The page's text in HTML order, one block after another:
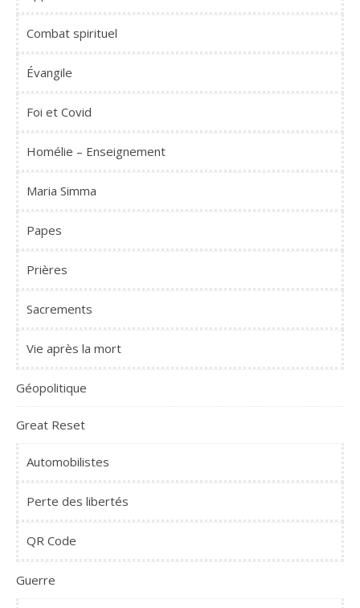
Combat spirituel
Évangile
Foi et Covid
Homélie – Enseignement
Maria Simma
Papes
Prières
Sacrements
Vie après la mort
Géopolitique
Great Reset
Automobilistes
Perte des libertés
QR Code
Guerre